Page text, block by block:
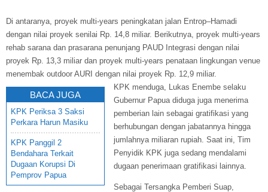
Di antaranya, proyek multi-years peningkatan jalan Entrop–Hamadi
dengan nilai proyek senilai Rp. 14,8 miliar. Berikutnya, proyek multi-years
rehab sarana dan prasarana penunjang PAUD Integrasi dengan nilai
proyek Rp. 13,3 miliar dan proyek multi-years penataan lingkungan venue
menembak outdoor AURI dengan nilai proyek Rp. 12,9 miliar.
BACA JUGA
KPK Periksa 3 Saksi
Perkara Harun Masiku
KPK Panggil 2
Bendahara Terkait
Dugaan Korupsi Di
Pemprov Papua
KPK menduga, Lukas Enembe selaku
Gubernur Papua diduga juga menerima
pemberian lain sebagai gratifikasi yang
berhubungan dengan jabatannya hingga
jumlahnya miliaran rupiah. Saat ini, Tim
Penyidik KPK juga sedang mendalami
dugaan penerimaan gratifikasi lainnya.
Sebagai Tersangka Pemberi Suap,